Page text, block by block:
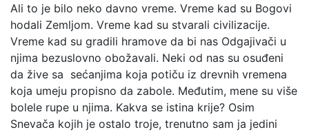
Ali to je bilo neko davno vreme. Vreme kad su Bogovi
hodali Zemljom. Vreme kad su stvarali civilizacije.
Vreme kad su gradili hramove da bi nas Odgajivači u
njima bezuslovno obožavali. Neki od nas su osuđeni
da žive sa sećanjima koja potiču iz drevnih vremena
koja umeju propisno da zabole. Međutim, mene su više
bolele rupe u njima. Kakva se istina krije? Osim
Snevača kojih je ostalo troje, trenutno sam ja jedini